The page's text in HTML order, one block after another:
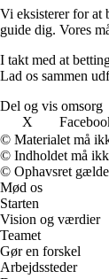
Vi eksisterer for at
guide dig. Vores
I takt med at
Lad os sammen
Del og vis omsorg
X
© Materialet må
© Indholdet må
© Ophavsret
Mød os
Starten
Vision og værdier
Teamet
Gør en forskel
Arbejdssteder